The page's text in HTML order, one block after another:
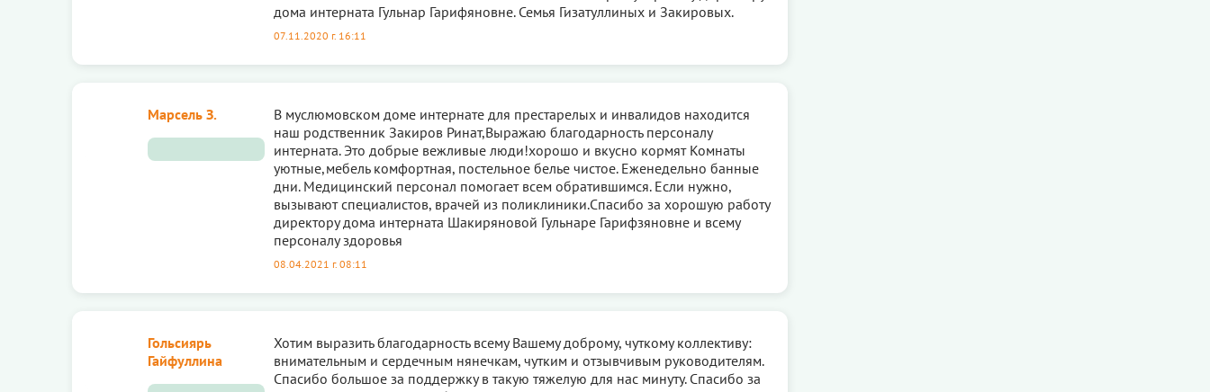
дома интерната Гульнар Гарифяновне. Семья Гизатуллиных и Закировых.
07.11.2020 г. 16:11
Марсель З.
В муслюмовском доме интернате для престарелых и инвалидов находится
наш родственник Закиров Ринат,Выражаю благодарность персоналу
интерната. Это добрые вежливые люди!хорошо и вкусно кормят Комнаты
уютные,мебель комфортная, постельное белье чистое. Еженедельно банные
дни. Медицинский персонал помогает всем обратившимся. Если нужно,
вызывают специалистов, врачей из поликлиники.Спасибо за хорошую работу
директору дома интерната Шакиряновой Гульнаре Гарифзяновне и всему
персоналу здоровья
08.04.2021 г. 08:11
Гольсиярь
Гайфуллина
Хотим выразить благодарность всему Вашему доброму, чуткому коллективу:
внимательным и сердечным нянечкам, чутким и отзывчивым руководителям.
Спасибо большое за поддержку в такую тяжелую для нас минуту. Спасибо за